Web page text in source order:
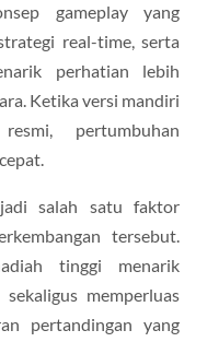
gameplay yang
real-time, serta
perhatian lebih
Ketika versi mandiri
pertumbuhan
salah satu faktor
tersebut.
tinggi menarik
memperluas
pertandingan yang